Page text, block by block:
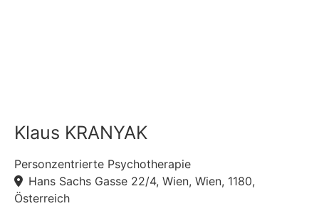
Klaus KRANYAK
Personzentrierte Psychotherapie
Hans Sachs Gasse 22/4, Wien, Wien, 1180,
Österreich